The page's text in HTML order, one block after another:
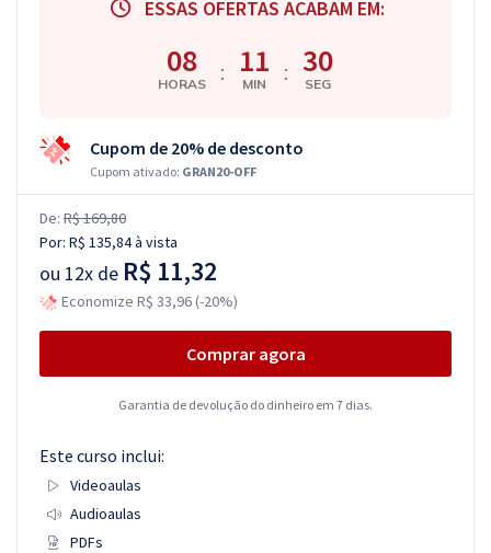
ESSAS OFERTAS ACABAM EM:
08
HORAS : 11
MIN : 29
SEG
Cupom de 20% de desconto
Cupom ativado: GRAN20-OFF
De: R$ 169,80
Por: R$ 135,84à vista
ou 12x de R$ 11,32
Economize R$ 33,96 (-20%)
Comprar agora
Garantia de devolução do dinheiro em 7 dias.
Este curso inclui:
Videoaulas
Audioaulas
PDFs